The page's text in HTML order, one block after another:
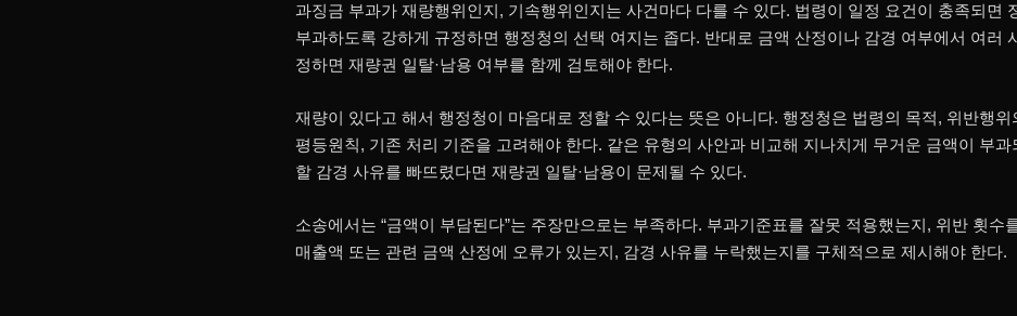
과징금 부과가 재량행위인지, 기속행위인지는 사건마다 다를 수 있다. 법령이 일정 요건이 충족되면
부과하도록 강하게 규정하면 행정청의 선택 여지는 좁다. 반대로 금액 산정이나 감경 여부에서 여러
정하면 재량권 일탈·남용 여부를 함께 검토해야 한다.
재량이 있다고 해서 행정청이 마음대로 정할 수 있다는 뜻은 아니다. 행정청은 법령의 목적, 위반행위
평등원칙, 기존 처리 기준을 고려해야 한다. 같은 유형의 사안과 비교해 지나치게 무거운 금액이 부
할 감경 사유를 빠뜨렸다면 재량권 일탈·남용이 문제될 수 있다.
소송에서는 “금액이 부담된다”는 주장만으로는 부족하다. 부과기준표를 잘못 적용했는지, 위반 횟수
매출액 또는 관련 금액 산정에 오류가 있는지, 감경 사유를 누락했는지를 구체적으로 제시해야 한다.